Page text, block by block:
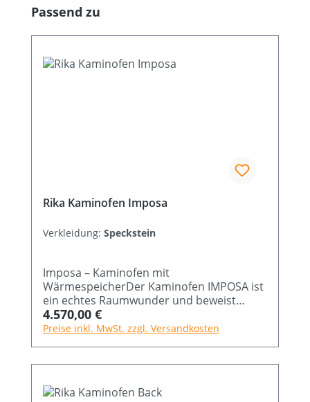
Produktgalerie überspringen
Passend zu
Rika Kaminofen Imposa
Verkleidung: Speckstein
Imposa – Kaminofen mit
WärmespeicherDer Kaminofen IMPOSA ist
ein echtes Raumwunder und beweist
einmal mehr, dass wahre Größe nichts mit
den Ausmaßen zu tun hat. Wie kein
eindrucksvollen Innenraum mit extrem
kompakten Außenabmessungen für eine
optimale Heizleistung. So ist dieser
Regulärer Preis:
4.570,00 €
Preise inkl. MwSt. zzgl. Versandkosten